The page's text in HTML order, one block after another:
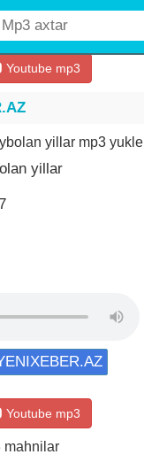
Youtube mp3
yillar mp3 yukle
yillar
Youtube mp3
mahnilar